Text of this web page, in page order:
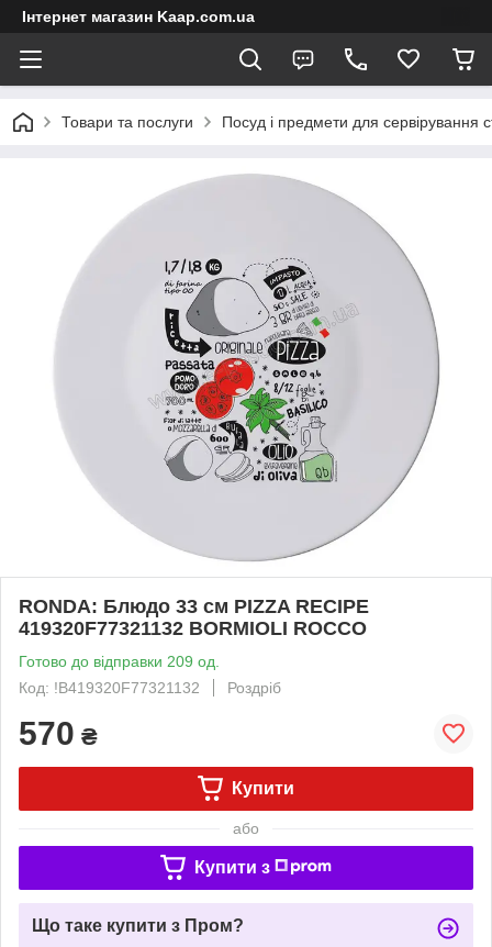
Інтернет магазин Kaap.com.ua
Товари та послуги Посуд і предмети для сервірування
RONDA: Блюдо 33 см PIZZA RECIPE
419320F77321132 BORMIOLI ROCCO
Готово до відправки 209 од.
Код: !B419320F77321132
Роздріб
570 ₴
Купити
або
Купити з
Що таке купити з Пром?